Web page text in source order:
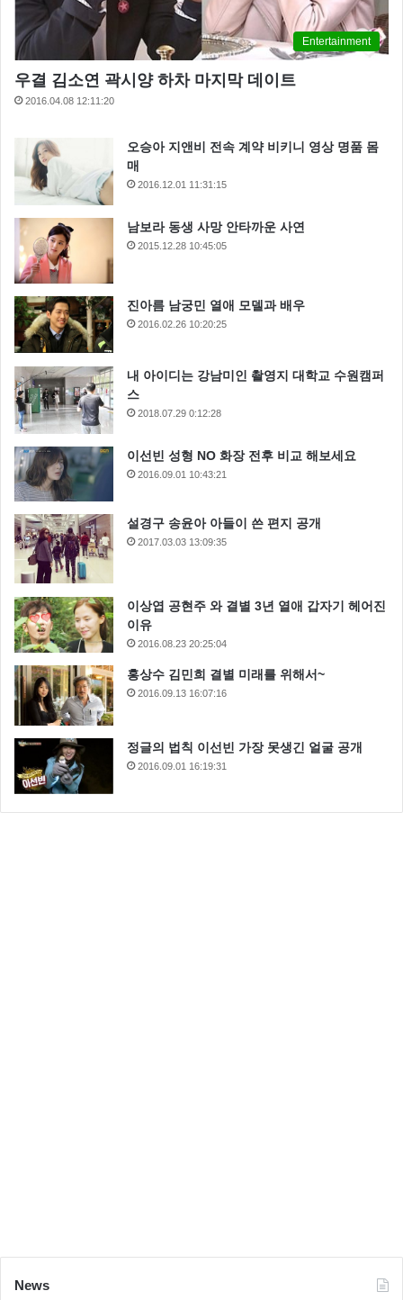
Entertainment
우결 김소연 곽시양 하차 마지막 데이트
2016.04.08 12:11:20
오승아 지앤비 전속 계약 비키니 영상 명품 몸
매
2016.12.01 11:31:15
남보라 동생 사망 안타까운 사연
2015.12.28 10:45:05
진아름 남궁민 열애 모델과 배우
2016.02.26 10:20:25
내 아이디는 강남미인 촬영지 대학교 수원캠퍼
스
2018.07.29 0:12:28
이선빈 성형 NO 화장 전후 비교 해보세요
2016.09.01 10:43:21
설경구 송윤아 아들이 쓴 편지 공개
2017.03.03 13:09:35
이상엽 공현주 와 결별 3년 열애 갑자기 헤어진
이유
2016.08.23 20:25:04
홍상수 김민희 결별 미래를 위해서~
2016.09.13 16:07:16
정글의 법칙 이선빈 가장 못생긴 얼굴 공개
2016.09.01 16:19:31
News